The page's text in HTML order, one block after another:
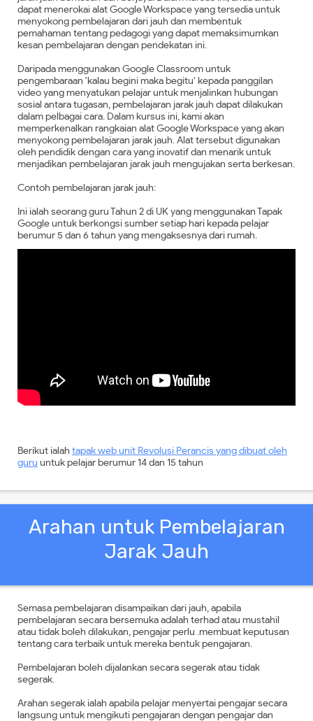
dapat menerokai alat Google Workspace yang tersedia untuk
menyokong pembelajaran dari jauh dan membentuk
pemahaman tentang pedagogi yang dapat memaksimumkan
kesan pembelajaran dengan pendekatan ini.
Daripada menggunakan Google Classroom untuk
pengembaraan 'kalau begini maka begitu' kepada panggilan
video yang menyatukan pelajar untuk menjalinkan hubungan
sosial antara tugasan, pembelajaran jarak jauh dapat dilakukan
dalam pelbagai cara. Dalam kursus ini, kami akan
memperkenalkan rangkaian alat Google Workspace yang akan
menyokong pembelajaran jarak jauh. Alat tersebut digunakan
oleh pendidik dengan cara yang inovatif dan menarik untuk
menjadikan pembelajaran jarak jauh mengujakan serta berkesan.
Contoh pembelajaran jarak jauh:
Ini ialah seorang guru Tahun 2 di UK yang menggunakan Tapak
Google untuk berkongsi sumber setiap hari kepada pelajar
berumur 5 dan 6 tahun yang mengaksesnya dari rumah.
Berikut ialah tapak web unit Revolusi Perancis yang dibuat oleh
guru untuk pelajar berumur 14 dan 15 tahun
Arahan untuk Pembelajaran
Jarak Jauh
Semasa pembelajaran disampaikan dari jauh, apabila
pembelajaran secara bersemuka adalah terhad atau mustahil
atau tidak boleh dilakukan, pengajar perlu .membuat keputusan
tentang cara terbaik untuk mereka bentuk pengajaran.
Pembelajaran boleh dijalankan secara segerak atau tidak
segerak.
Arahan segerak ialah apabila pelajar menyertai pengajar secara
langsung untuk mengikuti pengajaran dengan pengajar dan